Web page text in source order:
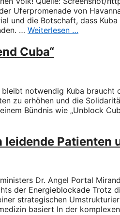
Uferpromenade von
und die Botschaft, dass
… Weiterlesen …
Cuba“
notwendig Kuba
zu erhöhen und die
Bündnis wie „Unblock
leidende Patienten
Dr. Angel Portal
der Energieblockade Trotz
strategischen
basiert In der